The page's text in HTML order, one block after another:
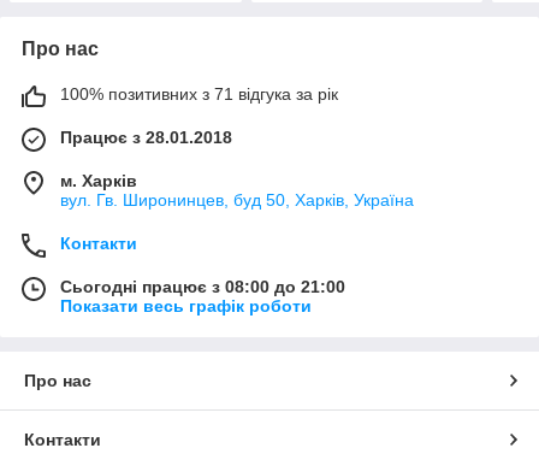
Про нас
100% позитивних з 71 відгука за рік
Працює з 28.01.2018
м. Харків
вул. Гв. Широнинцев, буд 50, Харків, Україна
Контакти
Сьогодні працює з 08:00 до 21:00
Показати весь графік роботи
Про нас
Контакти